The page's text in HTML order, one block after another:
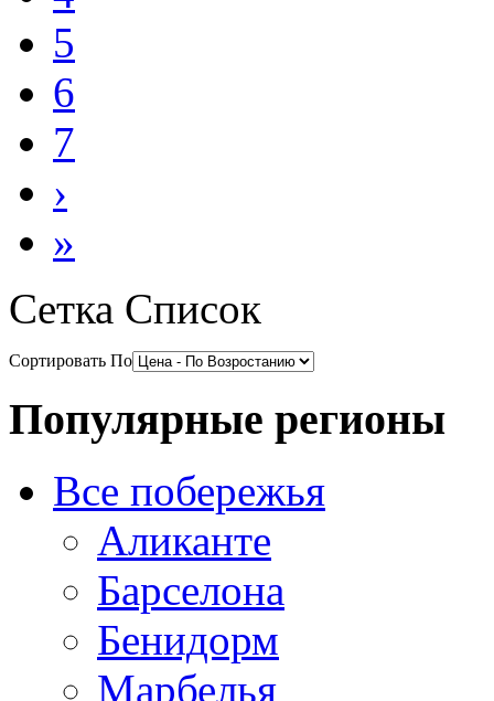
5
6
7
›
»
Сетка Список
Сортировать По
Популярные регионы
Все побережья
Аликанте
Барселона
Бенидорм
Марбелья